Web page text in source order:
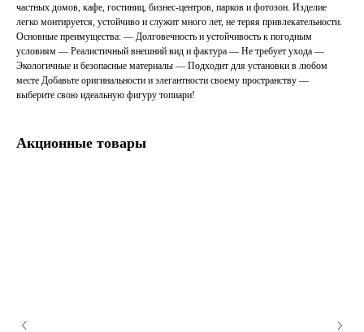
частных домов, кафе, гостиниц, бизнес-центров, парков и фотозон. Изделие
легко монтируется, устойчиво и служит много лет, не теряя привлекательности.
Основные преимущества: — Долговечность и устойчивость к погодным
условиям — Реалистичный внешний вид и фактура — Не требует ухода —
Экологичные и безопасные материалы — Подходит для установки в любом
месте Добавьте оригинальности и элегантности своему пространству —
выберите свою идеальную фигуру топиари!
Акционные товары